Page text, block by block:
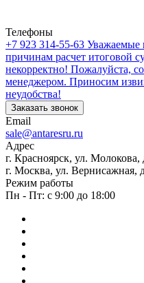
Телефоны
+7 923 314-55-63 Уважаемые
причинам расчет итоговой
некорректно! Пожалуйста,
менеджером. Приносим
неудобства!
Заказать звонок
Email
sale@antaresru.ru
Адрес
г. Красноярск, ул. Молокова,
г. Москва, ул. Вернисажная,
Режим работы
Пн - Пт: с 9:00 до 18:00